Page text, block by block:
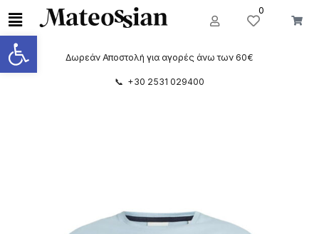
Ανοίξτε τη γραμμή εργαλείων
0
Δωρεάν Αποστολή για αγορές άνω των 60€
📞 +30 2531 029400